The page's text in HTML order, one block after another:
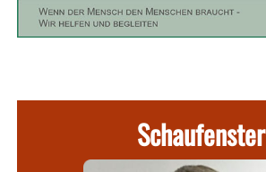
Schaufenster